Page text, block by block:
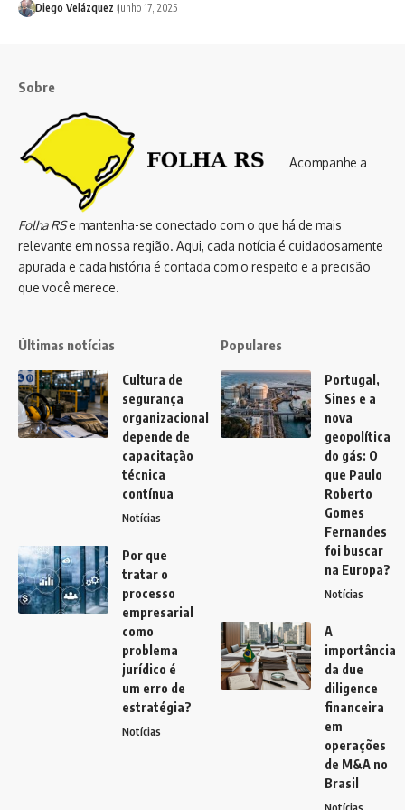
Diego Velázquez junho 17, 2025
Sobre
Acompanhe a
Folha RSe mantenha-se conectado com o que há de mais
relevante em nossa região. Aqui, cada notícia é cuidadosamente
apurada e cada história é contada com o respeito e a precisão
que você merece.
Últimas notícias
Cultura de
segurança
organizacional
depende de
capacitação
técnica
contínua
Notícias
Por que
tratar o
processo
empresarial
como
problema
jurídico é
um erro de
estratégia?
Notícias
Populares
Portugal,
Sines e a
nova
geopolítica
do gás: O
que Paulo
Roberto
Gomes
Fernandes
foi buscar
na Europa?
Notícias
A
importância
da due
diligence
financeira
em
operações
de M&A no
Brasil